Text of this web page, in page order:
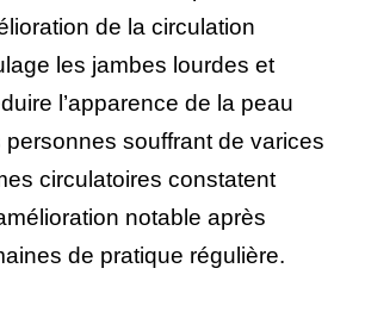
de la circulation
les jambes lourdes et
l’apparence de la peau
personnes souffrant de varices
circulatoires constatent
notable après
de pratique régulière.